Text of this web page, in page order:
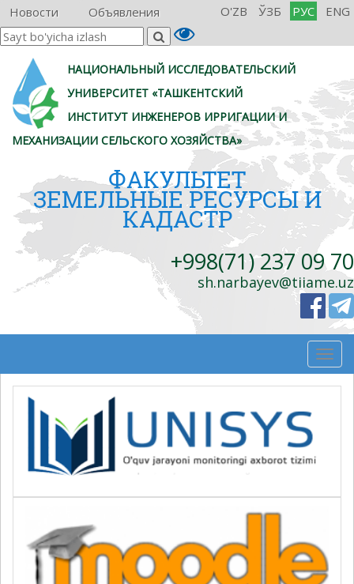
Новости Объявления O'ZB ЎЗБ РУС ENG
НАЦИОНАЛЬНЫЙ ИССЛЕДОВАТЕЛЬСКИЙ
УНИВЕРСИТЕТ «ТАШКЕНТСКИЙ
ИНСТИТУТ ИНЖЕНЕРОВ ИРРИГАЦИИ И
МЕХАНИЗАЦИИ СЕЛЬСКОГО ХОЗЯЙСТВА»
ФАКУЛЬТЕТ
ЗЕМЕЛЬНЫЕ РЕСУРСЫ И
КАДАСТР
+998(71) 237 09 70
sh.narbayev@tiiame.uz